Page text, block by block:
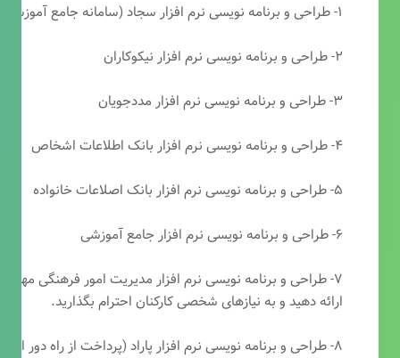
۱- طراحی و برنامه نویسی نرم افزار سجاد (سامانه جامع آموزشی دارالقرآن)
۲- طراحی و برنامه نویسی نرم افزار نیکوکاران
۳- طراحی و برنامه نویسی نرم افزار مددجویان
۴- طراحی و برنامه نویسی نرم افزار بانک اطلاعات اشخاص
۵- طراحی و برنامه نویسی نرم افزار بانک اصلاعات خانواده
۶- طراحی و برنامه نویسی نرم افزار جامع آموزشی
۷- طراحی و برنامه نویسی نرم افزار مدیریت امور فرهنگی
ارائه دهید و به نیازهای شخصی کارکنان احترام بگذارید.
۸- طراحی و برنامه نویسی نرم افزار پاراد (پرداخت از راه دور انجمن مددکاری امام زمان(عج))